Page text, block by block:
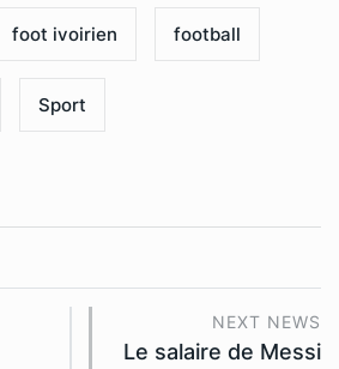
foot ivoirien football
Sport
NEXT NEWS
Le salaire de Messi